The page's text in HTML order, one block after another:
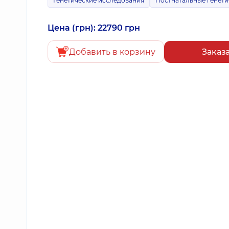
Цена (грн): 22790 грн
Добавить в корзину